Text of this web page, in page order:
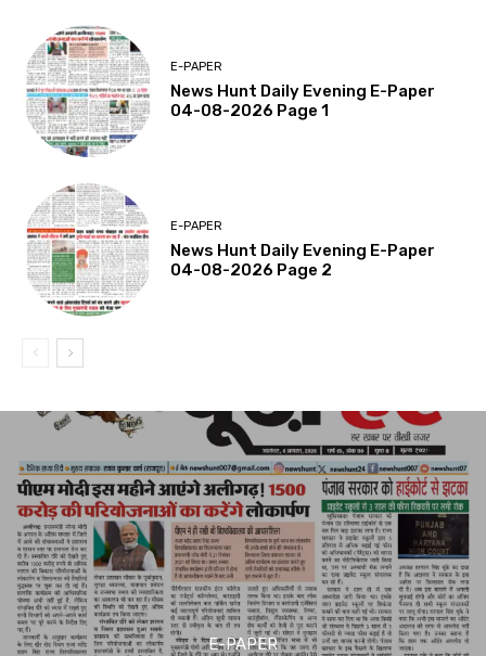
E-PAPER
News Hunt Daily Evening E-Paper
04-08-2026 Page 1
E-PAPER
News Hunt Daily Evening E-Paper
04-08-2026 Page 2
E-PAPER